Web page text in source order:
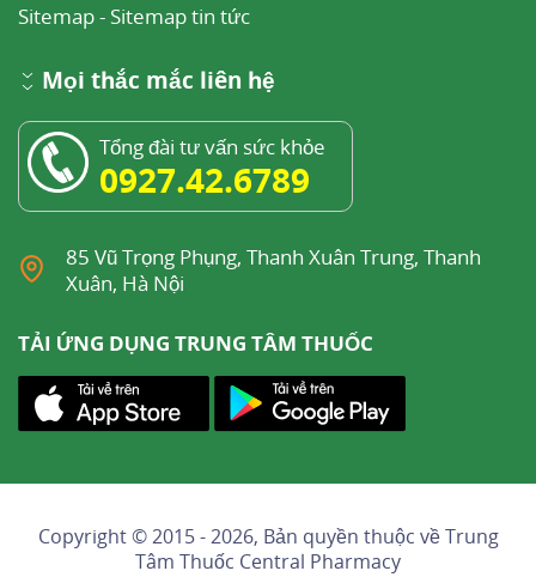
Sitemap- Sitemap tin tức
Mọi thắc mắc liên hệ
Tổng đài tư vấn sức khỏe
0927.42.6789
85 Vũ Trọng Phụng, Thanh Xuân Trung, Thanh
Xuân, Hà Nội
TẢI ỨNG DỤNG TRUNG TÂM THUỐC
Copyright © 2015 - 2026, Bản quyền thuộc vềTrung
Tâm Thuốc Central Pharmacy